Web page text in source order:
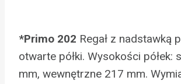
*Primo 202 Regał z nadstawką
otwarte półki. Wysokości półek:
mm, wewnętrzne 217 mm.